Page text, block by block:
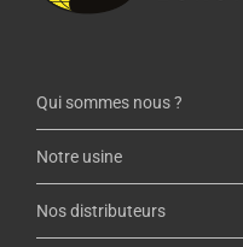
Qui sommes nous ?
Notre usine
Nos distributeurs